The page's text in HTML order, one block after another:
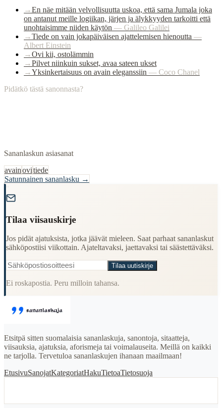
→En näe mitään velvollisuutta uskoa, että sama Jumala joka
on antanut meille logiikan, järjen ja älykkyyden tarkoitti että
unohtaisimme niiden käytön — Galileo Galilei
→Tiede on vain jokapäiväisen ajattelemisen hienoutta —
Albert Einstein
→Ovi kii, ostolämmin
→Pilvet niinkuin sukset, avaa sateen ukset
→Yksinkertaisuus on avain eleganssiin — Coco Chanel
Pidätkö tästä sanonnasta?
Sananlaskun asiasanat
avainovitiede
Satunnainen sananlasku →
Tilaa viisauskirje
Jos pidät ajatuksista, jotka jäävät mieleen. Saat parhaat sananlaskut
sähköpostiisi viikottain. Ajateltavaksi, jaettavaksi tai säästettäväksi.
Tilaa uutiskirje
Ei roskapostia. Peru milloin tahansa.
Etsitpä sitten suomalaisia sananlaskuja, sanontoja, sitaatteja,
viisauksia, ajatuksia, aforismeja tai voimalauseita. Meillä on kaikki
ne tarjolla. Tervetuloa sananlaskujen ihanaan maailmaan!
EtusivuSanojatKategoriatHakuTietoaTietosuoja